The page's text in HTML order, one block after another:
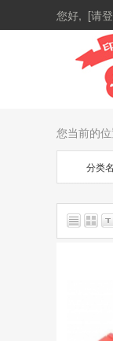
您好, [请
您当前的位
分类